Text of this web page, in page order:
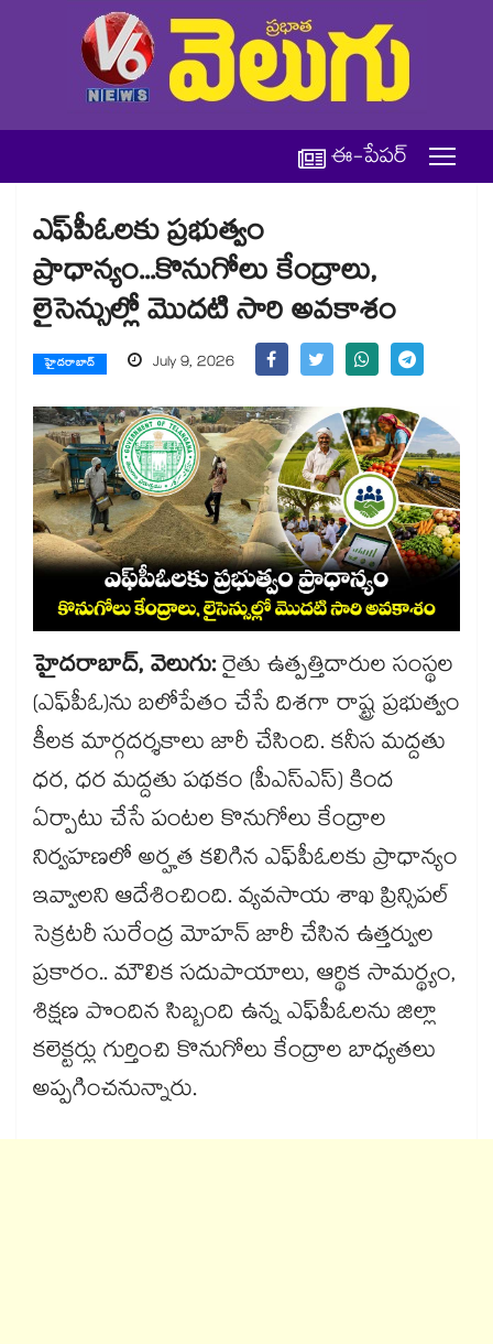
ఈ-పేపర్
ఎఫ్‌‌పీఓలకు ప్రభుత్వం
ప్రాధాన్యం...కొనుగోలు కేంద్రాలు,
లైసెన్సుల్లో మొదటి సారి అవకాశం
హైదరాబాద్ July 9, 2026
హైదరాబాద్, వెలుగు:రైతు ఉత్పత్తిదారుల సంస్థల
(ఎఫ్‌‌పీఓ)ను బలోపేతం చేసే దిశగా రాష్ట్ర ప్రభుత్వం
కీలక మార్గదర్శకాలు జారీ చేసింది. కనీస మద్దతు
ధర, ధర మద్దతు పథకం (పీఎస్‌‌ఎస్) కింద
ఏర్పాటు చేసే పంటల కొనుగోలు కేంద్రాల
నిర్వహణలో అర్హత కలిగిన ఎఫ్‌‌పీఓలకు ప్రాధాన్యం
ఇవ్వాలని ఆదేశించింది. వ్యవసాయ శాఖ ప్రిన్సిపల్
సెక్రటరీ సురేంద్ర మోహన్ జారీ చేసిన ఉత్తర్వుల
ప్రకారం.. మౌలిక సదుపాయాలు, ఆర్థిక సామర్థ్యం,
శిక్షణ పొందిన సిబ్బంది ఉన్న ఎఫ్‌‌పీఓలను జిల్లా
కలెక్టర్లు గుర్తించి కొనుగోలు కేంద్రాల బాధ్యతలు
అప్పగించనున్నారు.